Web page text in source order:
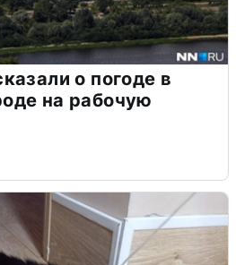
о погоде в
на рабочую